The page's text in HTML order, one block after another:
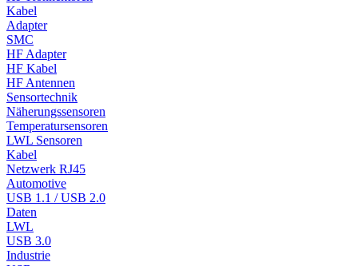
Kabel
Adapter
SMC
HF Adapter
HF Kabel
HF Antennen
Sensortechnik
Näherungssensoren
Temperatursensoren
LWL Sensoren
Kabel
Netzwerk RJ45
Automotive
USB 1.1 / USB 2.0
Daten
LWL
USB 3.0
Industrie